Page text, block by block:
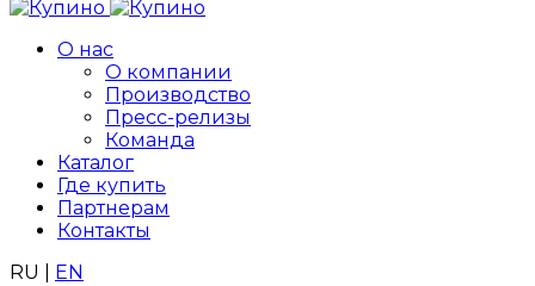
О нас
О компании
Производство
Пресс-релизы
Команда
Каталог
Где купить
Партнерам
Контакты
RU
EN